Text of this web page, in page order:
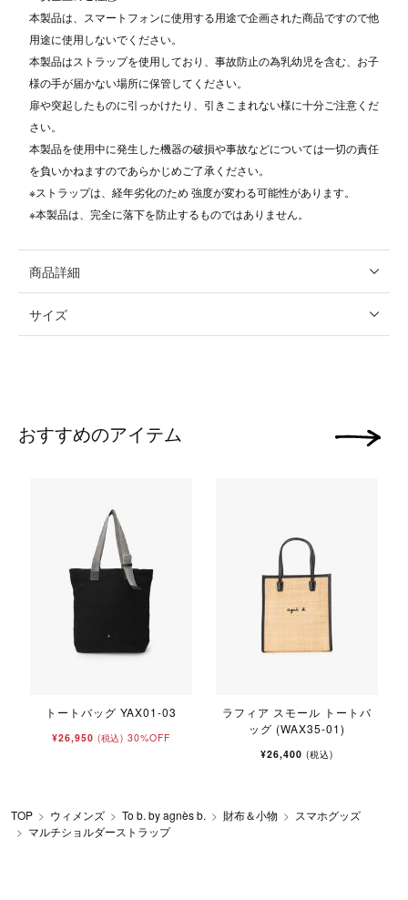
本製品は、スマートフォンに使用する用途で企画された商品ですので他
用途に使用しないでください。
本製品はストラップを使用しており、事故防止の為乳幼児を含む、お子
様の手が届かない場所に保管してください。
扉や突起したものに引っかけたり、引きこまれない様に十分ご注意くだ
さい。
本製品を使用中に発生した機器の破損や事故などについては一切の責任
を負いかねますのであらかじめご了承ください。
※ストラップは、経年劣化のため 強度が変わる可能性があります。
※本製品は、完全に落下を防止するものではありません。
商品詳細
サイズ
おすすめのアイテム
トートバッグ YAX01-03
¥26,950 (税込) 30%OFF
ラフィア スモール トートバ
ッグ (WAX35-01)
¥26,400 (税込)
次の画像
TOP ウィメンズ To b. by agnès b. 財布＆小物
スマホグッズ
マルチショルダーストラップ